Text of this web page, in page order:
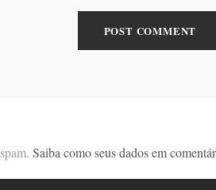
Saiba como seus dados em